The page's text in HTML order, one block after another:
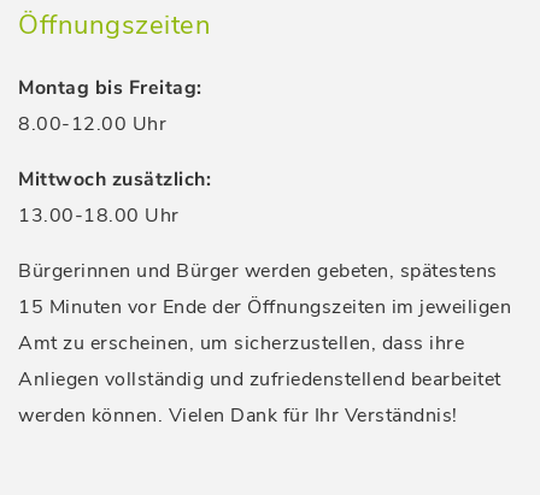
Öffnungszeiten
Montag bis Freitag:
8.00-12.00 Uhr
Mittwoch zusätzlich:
13.00-18.00 Uhr
Bürgerinnen und Bürger werden gebeten, spätestens
15 Minuten vor Ende der Öffnungszeiten im jeweiligen
Amt zu erscheinen, um sicherzustellen, dass ihre
Anliegen vollständig und zufriedenstellend bearbeitet
werden können. Vielen Dank für Ihr Verständnis!